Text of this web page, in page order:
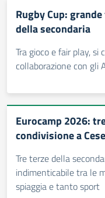
Rugby Cup:
della secondaria
Tra gioco e fair play,
collaborazione con gli
Eurocamp 2026:
condivisione a
Tre terze della
indimenticabile tra le
spiaggia e tanto sport